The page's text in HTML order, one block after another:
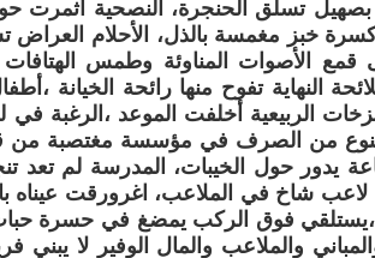
بصهيل تسلق الحنجرة، النصحية أثمرت
خبز مغمسة بالذل، الأحلام
قمع الأصوات المناوئة وطمس الهتافات
النهاية تفوح منها رائحة الخيانة
الربيعية أخلفت الموعد ،الرغبة في
من الصرف في مؤسسة مغتصبة من
يدور حول الخيبات، المدرسة لم تعد
شاخ في الملاعب، اغرورقت عيناه
،يستلقي فوق الركب يمضغ في حسرة
والملاعب والمال الوفير لا يبني